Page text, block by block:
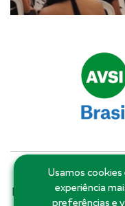
Matriz: Salvador -
Distrito Federal,
Usamos
experiência
preferências e